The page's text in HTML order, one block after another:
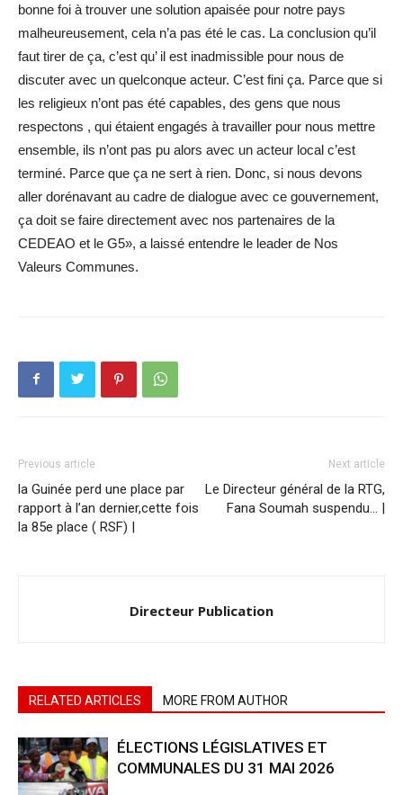
bonne foi à trouver une solution apaisée pour notre pays
malheureusement, cela n’a pas été le cas. La conclusion qu’il
faut tirer de ça, c’est qu’ il est inadmissible pour nous de
discuter avec un quelconque acteur. C’est fini ça. Parce que si
les religieux n’ont pas été capables, des gens que nous
respectons , qui étaient engagés à travailler pour nous mettre
ensemble, ils n’ont pas pu alors avec un acteur local c’est
terminé. Parce que ça ne sert à rien. Donc, si nous devons
aller dorénavant au cadre de dialogue avec ce gouvernement,
ça doit se faire directement avec nos partenaires de la
CEDEAO et le G5», a laissé entendre le leader de Nos
Valeurs Communes.
Previous article
la Guinée perd une place par
rapport à l’an dernier,cette fois
la 85e place ( RSF) |
Next article
Le Directeur général de la RTG,
Fana Soumah suspendu… |
Directeur Publication
RELATED ARTICLES MORE FROM AUTHOR
ÉLECTIONS LÉGISLATIVES ET
COMMUNALES DU 31 MAI 2026